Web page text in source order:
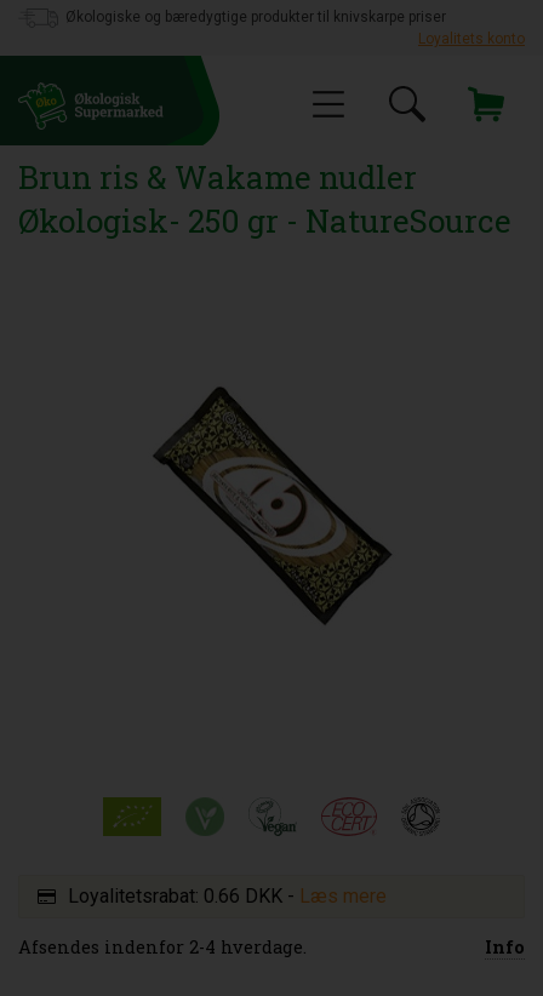
Økologiske og bæredygtige produkter til knivskarpe priser
Loyalitets konto
Brun ris & Wakame nudler
Økologisk- 250 gr - NatureSource
Loyalitetsrabat: 0.66 DKK - Læs mere
Afsendes indenfor 2-4 hverdage. Info